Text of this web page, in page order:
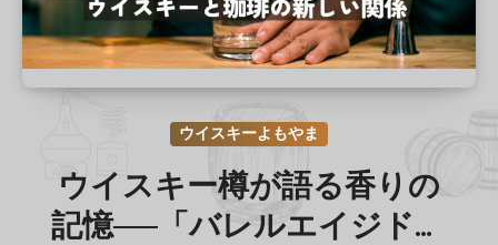
ウイスキーよもやま
ウイスキー樽が語る香りの
記憶──「バレルエイジドコ